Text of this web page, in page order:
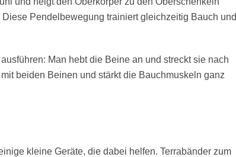
Pendelbewegung trainiert gleichzeitig Bauch und
Man hebt die Beine an und streckt sie nach
beiden Beinen und stärkt die Bauchmuskeln ganz
kleine Geräte, die dabei helfen. Terrabänder zum